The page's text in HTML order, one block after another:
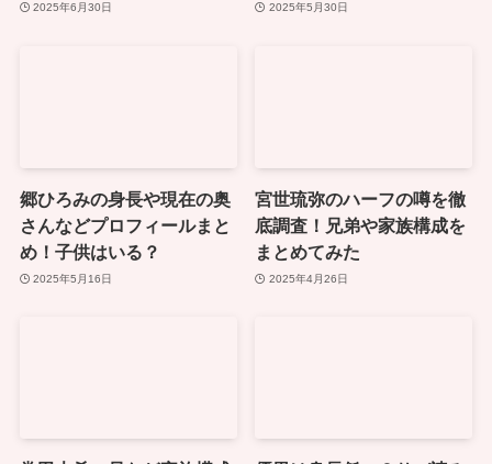
2025年6月30日 2025年5月30日
郷ひろみの身長や現在の奥
さんなどプロフィールまと
め！子供はいる？
2025年5月16日
宮世琉弥のハーフの噂を徹
底調査！兄弟や家族構成を
まとめてみた
2025年4月26日